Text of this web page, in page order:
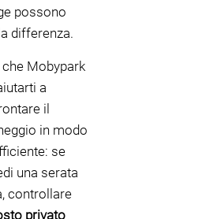
possono
differenza.
che Mobypark
a
il
in modo
se
una serata
controllare
privato